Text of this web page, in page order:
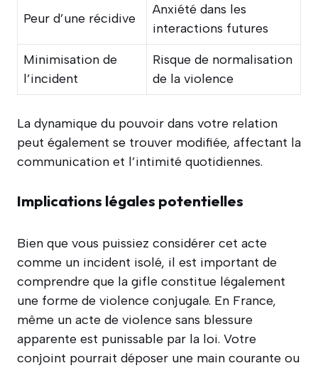
Peur d’une récidive
Anxiété dans les
interactions futures
Minimisation de
l’incident
Risque de normalisation
de la violence
La dynamique du pouvoir dans votre relation
peut également se trouver modifiée, affectant la
communication et l’intimité quotidiennes.
Implications légales potentielles
Bien que vous puissiez considérer cet acte
comme un incident isolé, il est important de
comprendre que la gifle constitue légalement
une forme de violence conjugale. En France,
même un acte de violence sans blessure
apparente est punissable par la loi. Votre
conjoint pourrait déposer une main courante ou